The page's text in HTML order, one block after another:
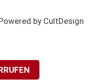
by CultDesign